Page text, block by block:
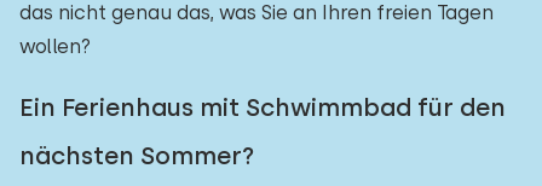
das nicht genau das, was Sie an Ihren freien Tagen
wollen?
Ein Ferienhaus mit Schwimmbad für den
nächsten Sommer?